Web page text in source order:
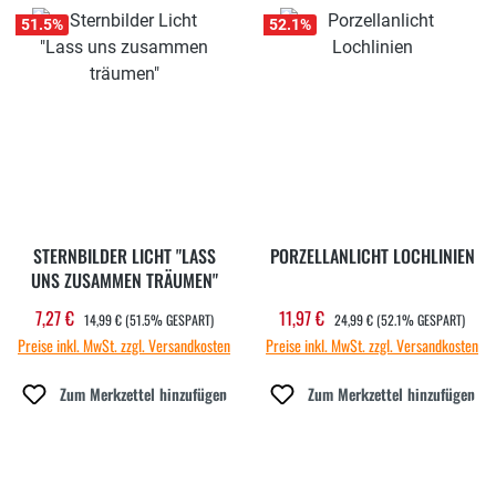
51.5%
STERNBILDER LICHT "LASS
UNS ZUSAMMEN TRÄUMEN"
Verkaufspreis:
7,27 € REGULÄRER PREIS:
14,99 € (51.5% GESPART)
Preise inkl. MwSt. zzgl. Versandkosten
Zum Merkzettel hinzufügen
52.1%
PORZELLANLICHT LOCHLINIEN
Verkaufspreis:
11,97 € REGULÄRER PREIS:
24,99 €(52.1% GESPART)
Preise inkl. MwSt. zzgl. Versandkosten
Zum Merkzettel hinzufügen